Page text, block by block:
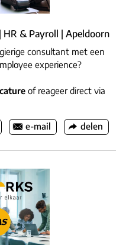
HR & Payroll | Apeldoorn
consultant met een
experience?
of reageer direct via
e-mail delen